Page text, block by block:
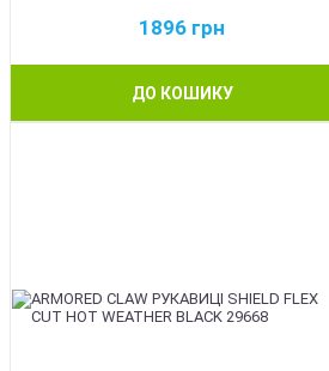
1896 грн
ДО КОШИКУ